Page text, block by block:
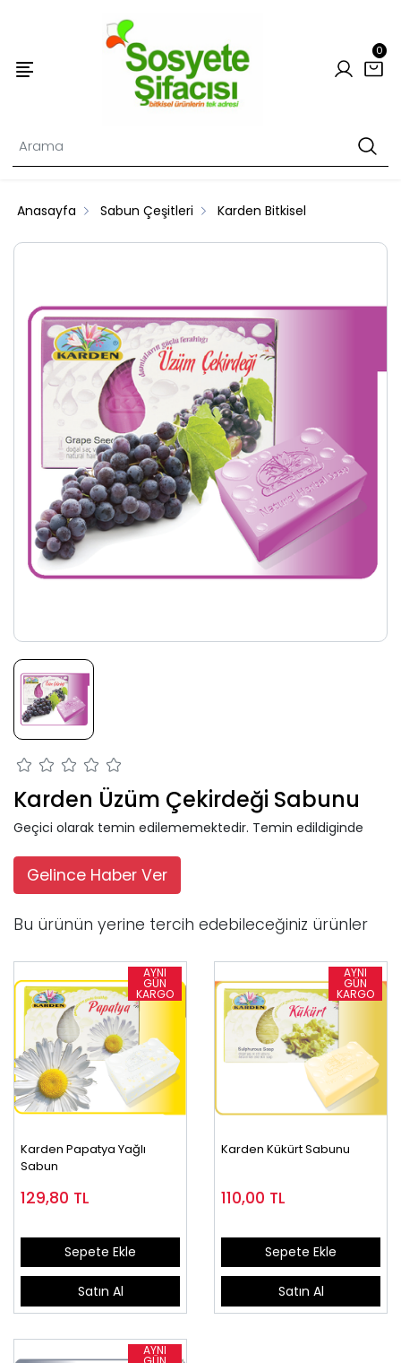
0
Anasayfa Sabun Çeşitleri Karden Bitkisel
Karden Üzüm Çekirdeği Sabunu
Geçici olarak temin edilememektedir. Temin edildiginde
Gelince Haber Ver
Bu ürünün yerine tercih edebileceğiniz ürünler
Karden Papatya Yağlı
Sabun
129,80 TL
Sepete Ekle
Satın Al
Karden Kükürt Sabunu
110,00 TL
Sepete Ekle
Satın Al